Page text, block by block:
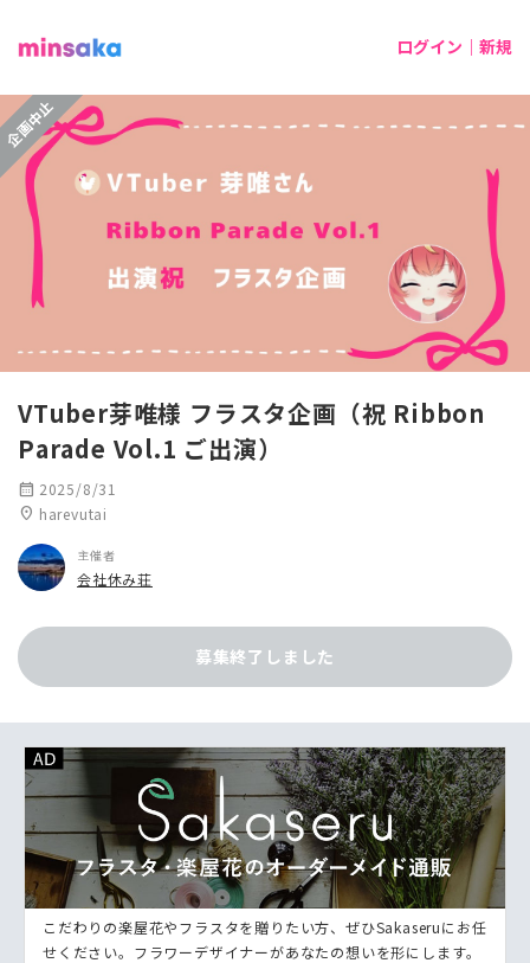
ログイン｜新規
企画中止
VTuber芽唯様 フラスタ企画（祝 Ribbon
Parade Vol.1 ご出演）
calendar_month 2025/8/31
location_on harevutai
主催者
会社休み荘
募集終了しました
こだわりの楽屋花やフラスタを贈りたい方、ぜひSakaseruにお任
せください。フラワーデザイナーがあなたの想いを形にします。